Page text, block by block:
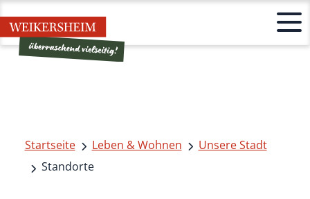
Startseite Leben & Wohnen
Unsere Stadt
Standorte